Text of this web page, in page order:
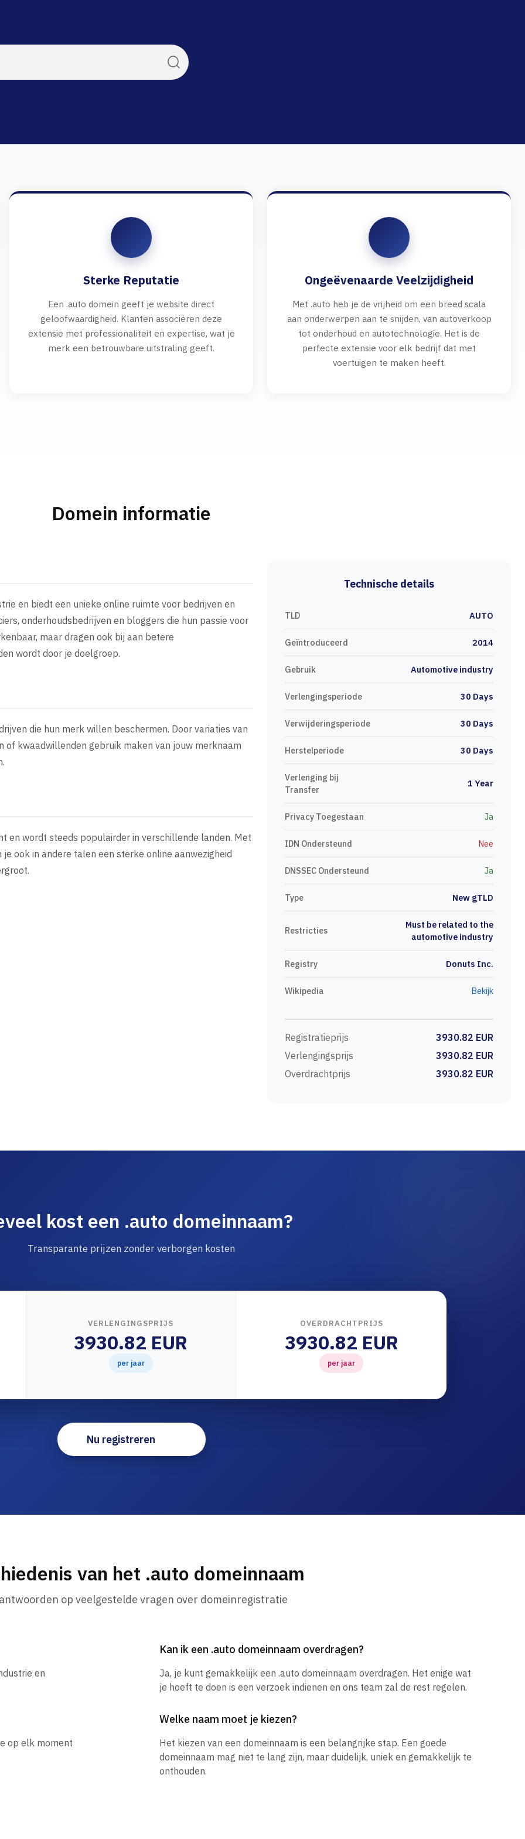
Sterke Reputatie
Een .auto domein geeft je website direct
geloofwaardigheid. Klanten associëren deze
extensie met professionaliteit en expertise, wat je
merk een betrouwbare uitstraling geeft.
Ongeëvenaarde Veelzijdigheid
Met .auto heb je de vrijheid om een breed scala
aan onderwerpen aan te snijden, van autoverkoop
tot onderhoud en autotechnologie. Het is de
perfecte extensie voor elk bedrijf dat met
voertuigen te maken heeft.
Domein informatie
en biedt een unieke online ruimte voor bedrijven en
onderhoudsbedrijven en bloggers die hun passie voor
maar dragen ook bij aan betere
wordt door je doelgroep.
die hun merk willen beschermen. Door variaties van
kwaadwillenden gebruik maken van jouw merknaam
en wordt steeds populairder in verschillende landen. Met
ook in andere talen een sterke online aanwezigheid
Technische details
TLD AUTO
Geïntroduceerd 2014
Gebruik Automotive industry
Verlengingsperiode 30 Days
Verwijderingsperiode 30 Days
Herstelperiode 30 Days
Verlenging bij
Transfer
1 Year
Privacy Toegestaan Ja
IDN Ondersteund Nee
DNSSEC Ondersteund Ja
Type New gTLD
Restricties
Must be related to the
automotive industry
Registry Donuts Inc.
Wikipedia Bekijk
Registratieprijs
3930.82 EUR
Verlengingsprijs
3930.82 EUR
Overdrachtprijs
3930.82 EUR
kost een .auto domeinnaam?
Transparante prijzen zonder verborgen kosten
VERLENGINGSPRIJS
3930.82 EUR
per jaar
OVERDRACHTPRIJS
3930.82 EUR
per jaar
Nu registreren
van het .auto domeinnaam
op veelgestelde vragen over domeinregistratie
en
Kan ik een .auto domeinnaam overdragen?
Ja, je kunt gemakkelijk een .auto domeinnaam overdragen. Het enige wat
je hoeft te doen is een verzoek indienen en ons team zal de rest regelen.
op elk moment
Welke naam moet je kiezen?
Het kiezen van een domeinnaam is een belangrijke stap. Een goede
domeinnaam mag niet te lang zijn, maar duidelijk, uniek en gemakkelijk te
onthouden.